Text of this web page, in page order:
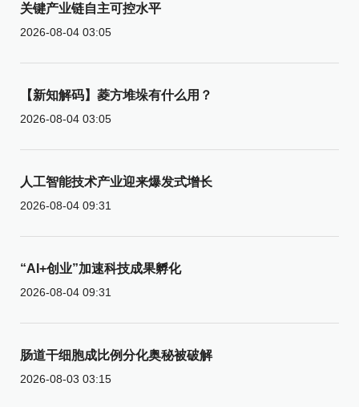
关键产业链自主可控水平
2026-08-04 03:05
【新知解码】菱方堆垛有什么用？
2026-08-04 03:05
人工智能技术产业迎来爆发式增长
2026-08-04 09:31
“AI+创业”加速科技成果孵化
2026-08-04 09:31
肠道干细胞成比例分化奥秘被破解
2026-08-03 03:15